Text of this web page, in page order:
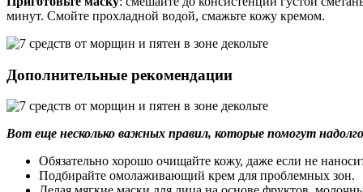
минут. Смойте прохладной водой, смажьте кожу кремом.
Дополнительные рекомендации
Вот еще несколько важных правил, которые помогут
Обязательно хорошо очищайте кожу, даже если не
Подбирайте омолаживающий крем для проблемных зон.